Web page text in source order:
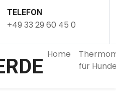
TELEFON
+49 33 29 60 45 0
Home
für